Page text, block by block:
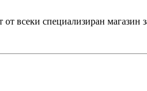
всеки специализиран магазин